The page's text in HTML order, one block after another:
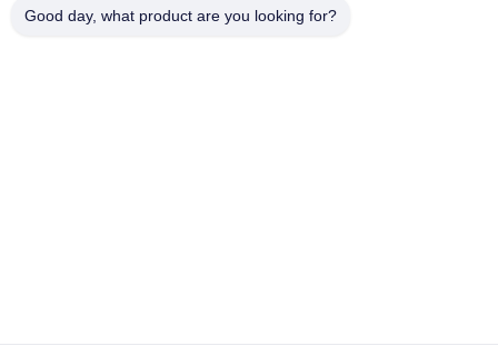
Good day, what product are you looking for?